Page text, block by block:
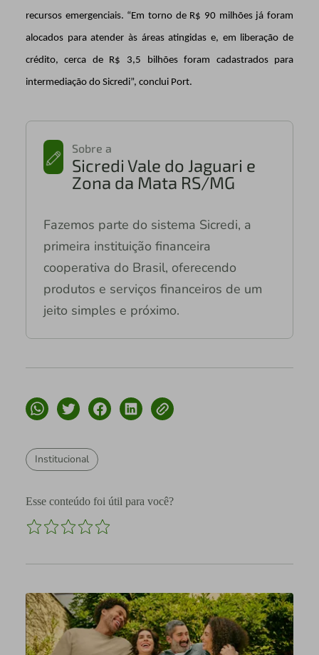
recursos emergenciais. “Em torno de R$ 90 milhões já foram
alocados para atender às áreas atingidas e, em liberação de
crédito, cerca de R$ 3,5 bilhões foram cadastrados para
intermediação do Sicredi”, conclui Port.
Sobre a
Sicredi Vale do Jaguari e
Zona da Mata RS/MG
Fazemos parte do sistema Sicredi, a
primeira instituição financeira
cooperativa do Brasil, oferecendo
produtos e serviços financeiros de um
jeito simples e próximo.
Institucional
Esse conteúdo foi útil para você?